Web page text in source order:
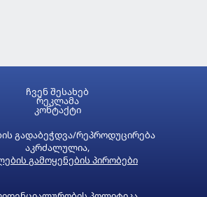
გადაბეჭდვა/რეპროდუცირება
აკრძალულია,
გამოყენების პირობები
ჩვენ შესახებ
რეკლამა
კონტაქტი